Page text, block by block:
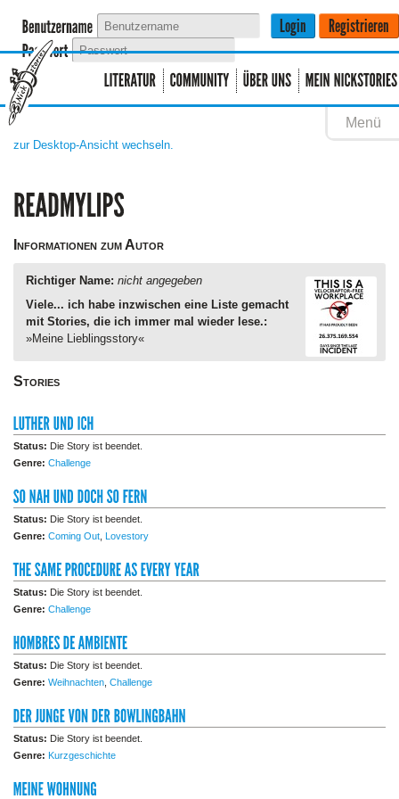
Menü
zur Desktop-Ansicht wechseln.
Informationen zum Autor
Richtiger Name: nicht angegeben
Viele... ich habe inzwischen eine Liste gemacht
mit Stories, die ich immer mal wieder lese.:
»Meine Lieblingsstory«
Stories
Status: Die Story ist beendet.
Genre: Challenge
Status: Die Story ist beendet.
Genre: Coming Out Lovestory
Status: Die Story ist beendet.
Genre: Challenge
Status: Die Story ist beendet.
Genre: Weihnachten Challenge
Status: Die Story ist beendet.
Genre: Kurzgeschichte